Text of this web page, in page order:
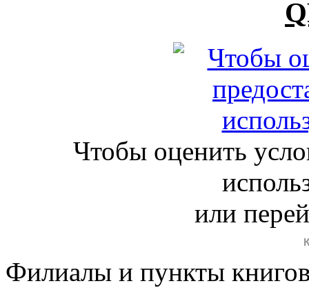
Чтобы оценить
или
Филиалы и пункты